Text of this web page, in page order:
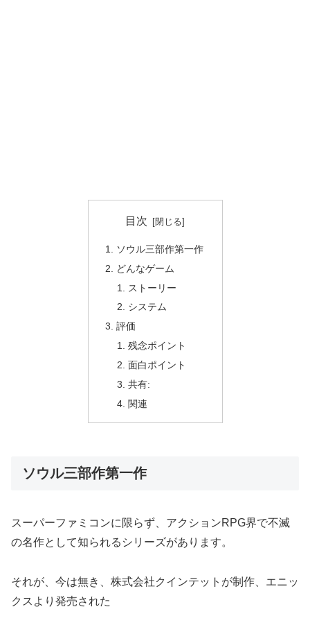
目次
ソウル三部作第一作
どんなゲーム
ストーリー
システム
評価
残念ポイント
面白ポイント
共有:
関連
ソウル三部作第一作
スーパーファミコンに限らず、アクションRPG界で不滅
の名作として知られるシリーズがあります。
それが、今は無き、株式会社クインテットが制作、エニッ
クスより発売された